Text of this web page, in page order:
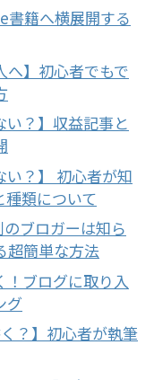
書籍へ横展開する
へ】初心者でもで
い？】収益記事と
い？】 初心者が知
種類について
のブロガーは知ら
超簡単な方法
！ブログに取り入
グ
？】初心者が執筆